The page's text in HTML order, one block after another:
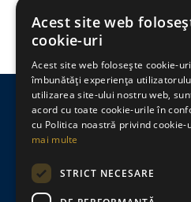
Regulamente
consumă-
Politica de
acestui website cu
împlinit vârsta de 18
Acest site web
cookie-uri
Acest site web folosește cookie-
îmbunătăți experiența
utilizarea site-ului nostru web,
acord cu toate cookie-urile în
cu Politica noastră privind cookie-
mai multe
STRICT NECESARE